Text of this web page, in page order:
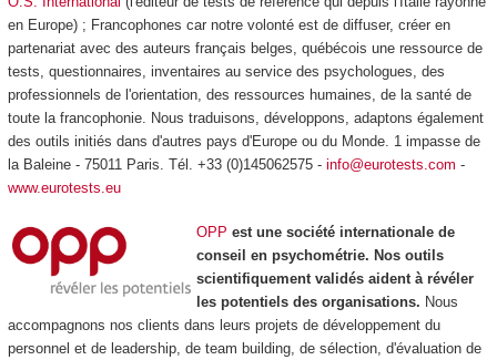
en Europe) ; Francophones car notre volonté est de diffuser, créer en
partenariat avec des auteurs français belges, québécois une ressource de
tests, questionnaires, inventaires au service des psychologues, des
professionnels de l'orientation, des ressources humaines, de la santé de
toute la francophonie. Nous traduisons, développons, adaptons également
des outils initiés dans d'autres pays d'Europe ou du Monde. 1 impasse de
la Baleine - 75011 Paris. Tél. +33 (0)145062575 - info@eurotests.com -
www.eurotests.eu
OPP est une société internationale de
conseil en psychométrie. Nos outils
scientifiquement validés aident à révéler
les potentiels des organisations. Nous
accompagnons nos clients dans leurs projets de développement du
personnel et de leadership, de team building, de sélection, d'évaluation de